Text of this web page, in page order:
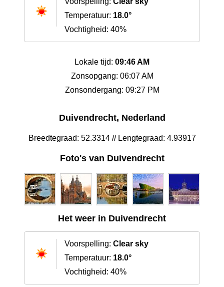
Temperatuur: 18.0°
Vochtigheid: 40%
Lokale tijd: 09:46 AM
Zonsopgang: 06:07 AM
Zonsondergang: 09:27 PM
Duivendrecht, Nederland
Breedtegraad: 52.3314 // Lengtegraad: 4.93917
Foto's van Duivendrecht
Het weer in Duivendrecht
Voorspelling: Clear sky
Temperatuur: 18.0°
Vochtigheid: 40%